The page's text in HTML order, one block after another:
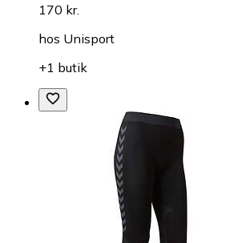
170 kr.
hos Unisport
+1 butik